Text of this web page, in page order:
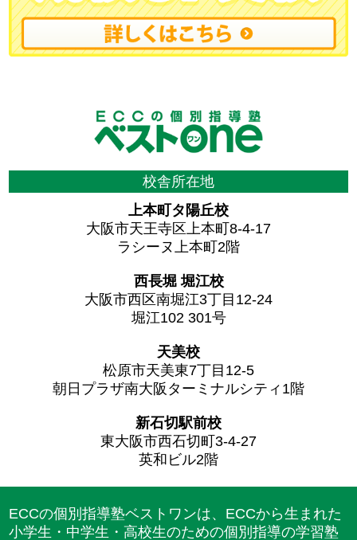
校舎所在地
上本町タ陽丘校
大阪市天王寺区上本町8-4-17
ラシーヌ上本町2階
西長堀 堀江校
大阪市西区南堀江3丁目12-24
堀江102 301号
天美校
松原市天美東7丁目12-5
朝日プラザ南大阪ターミナルシティ1階
新石切駅前校
東大阪市西石切町3-4-27
英和ビル2階
ECCの個別指導塾ベストワンは、ECCから生まれた
小学生・中学生・高校生のための個別指導の学習塾